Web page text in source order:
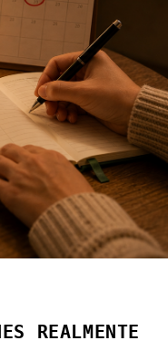
REALMENTE